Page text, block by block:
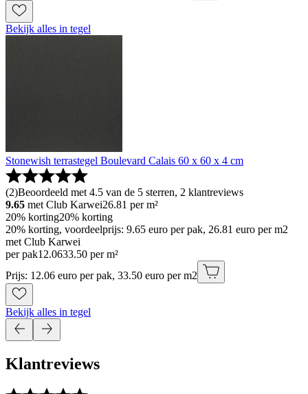
Bekijk alles in tegel
Stonewish terrastegel Boulevard Calais 60 x 60 x 4 cm
(2)Beoordeeld met 4.5 van de 5 sterren, 2 klantreviews
9.65 met Club Karwei26.81 per m²
20% korting20% korting
20% korting, voordeelprijs: 9.65 euro per pak, 26.81 euro per m2
met Club Karwei
per pak12.0633.50 per m²
Prijs: 12.06 euro per pak, 33.50 euro per m2
Bekijk alles in tegel
Klantreviews